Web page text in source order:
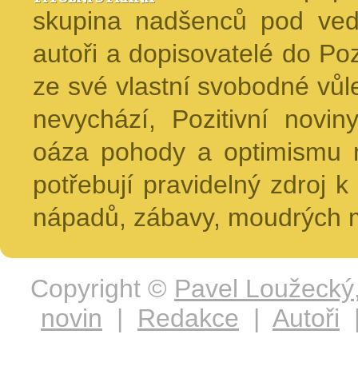
skupina nadšenců pod
autoři a dopisovatelé do
ze své vlastní svobodné
nevychází, Pozitivní
oáza pohody a
potřebují pravidelný zdroj
nápadů, zábavy, moudrých
Copyright © Pavel Loužecký
novin | Redakce | Autoři